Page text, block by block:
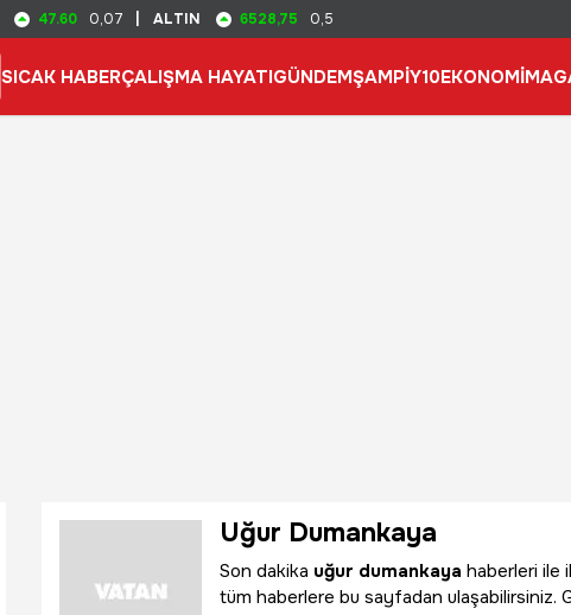
47.60 0,07 ALTIN 6528,75 0,5
SICAK HABERÇALIŞMA HAYATIGÜNDEMŞAMPİY10EKONOMİ
Uğur Dumankaya
Son dakika uğur dumankaya haberleri ile
tüm haberlere bu sayfadan ulaşabilirsiniz.